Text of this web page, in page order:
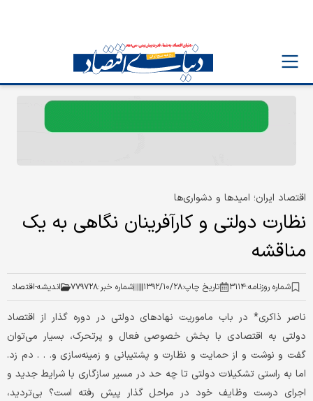
اقتصاد ایران؛ امیدها و دشواری‌ها
نظارت دولتی و کارآفرینان نگاهی به یک
مناقشه
شماره روزنامه:۳۱۱۴ تاریخ چاپ:۱۳۹۲/۱۰/۲۸ شماره خبر:۷۷۹۷۲۸ اندیشه-اقتصاد
ناصر ذاکری* در باب ماموریت نهادهای دولتی در دوره گذار از اقتصاد
دولتی به اقتصادی با بخش خصوصی فعال و پرتحرک، بسیار می‌توان
گفت و نوشت و از حمایت و نظارت و پشتیبانی و زمینه‌سازی و. . . دم زد.
اما به راستی تشکیلات دولتی تا چه حد در مسیر سازگاری با شرایط جدید و
اجرای درست وظایف خود در مراحل گذار پیش رفته است؟ بی‌تردید،